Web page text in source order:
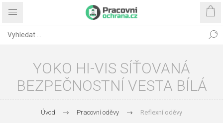
YOKO HI-VIS SÍŤOVANÁ
BEZPEČNOSTNÍ VESTA BÍLÁ
Úvod Pracovní oděvy Reflexní oděvy